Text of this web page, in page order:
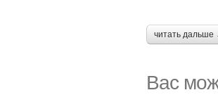
читать дальше
Вас